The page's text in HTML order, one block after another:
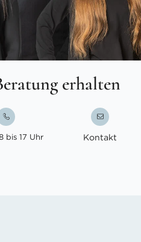
erhalten
bis 17 Uhr Kontakt